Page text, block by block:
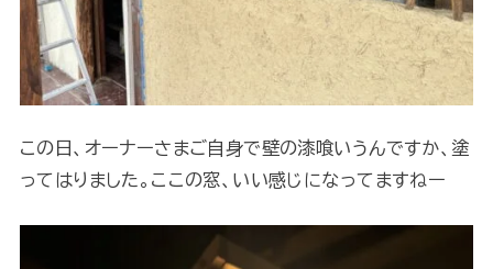
この日、オーナーさまご自身で壁の漆喰いうんですか、塗
ってはりました。ここの窓、いい感じになってますねー